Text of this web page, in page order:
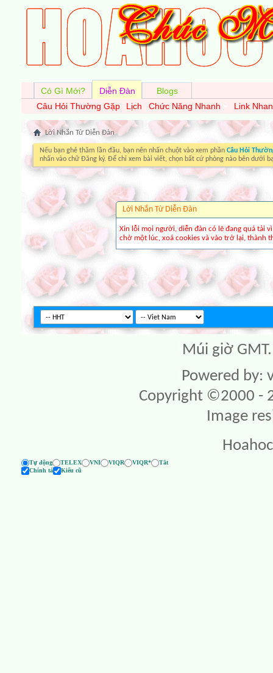
Có Gì Mới?
Diễn Đàn
Câu Hỏi Thường Gặp
Lịch Chức Năng Nhanh Link
Blogs
Lời Nhắn Từ Diễn Ðàn
Nếu bạn ghé thăm lần đầu, bạn nên nhấn chuột vào xem phần Câu Hỏi
nhấn vào chữ Đăng ký. Để chỉ xem bài viết, chọn bất cứ phòng nào bên dưới
Lời Nhắn Từ Diễn Ðàn
Xin lỗi mọi người, diễn đàn có lẽ đang quá tải
chờ một lúc, xoá cookies và vào trở lại, thành
Múi giờ
Powered by:
Copyright ©2000 -
Image
Tự động TELEX VNI VIQR VIQR*
Tắt
Chính tả
Kiểu cũ